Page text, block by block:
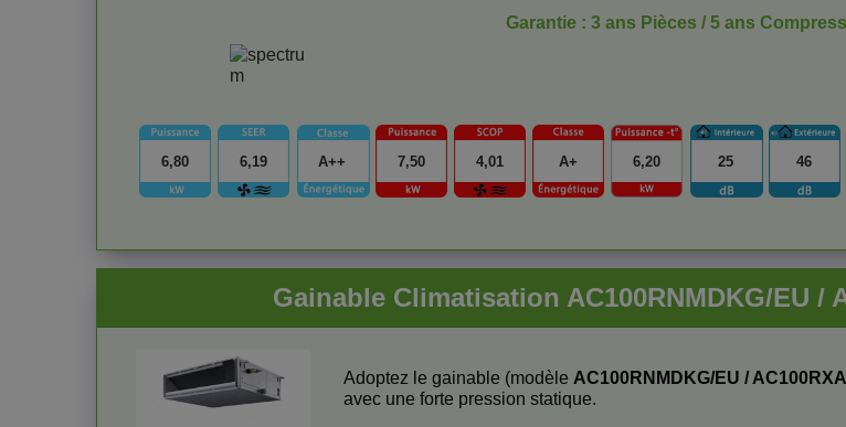
Garantie : 3 ans Pièces / 5 ans
6,80 7,50 6,20
6,19 A++ 4,01 A+ 25 46
Gainable Climatisation AC100RNMDKG/EU /
Adoptez le gainable (modèle AC100RNMDKG/EU /
avec une forte pression statique.